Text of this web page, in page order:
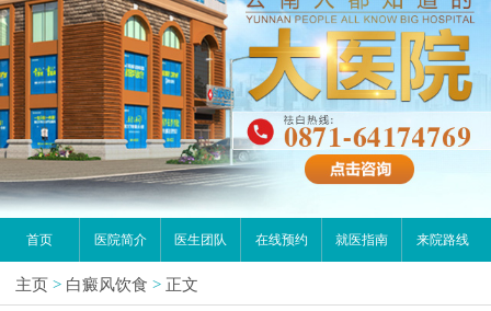
首页 医院简介 医生团队 在线预约 就医指南 来院路线
主页 > 白癜风饮食 > 正文